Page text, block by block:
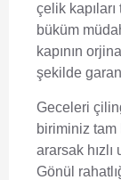
çelik
büküm
kapının
şekilde
Geceleri
biriminiz
ararsak
Gönül